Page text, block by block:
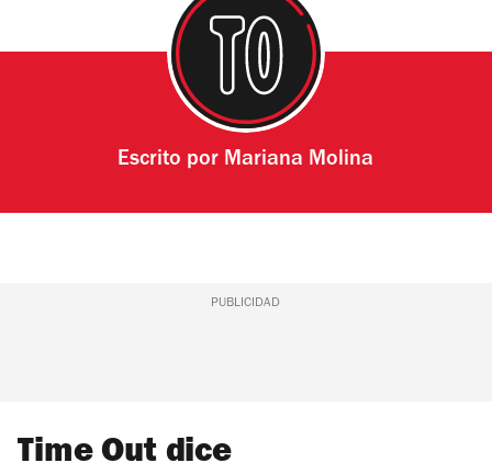
Escrito por Mariana Molina
PUBLICIDAD
Time Out dice